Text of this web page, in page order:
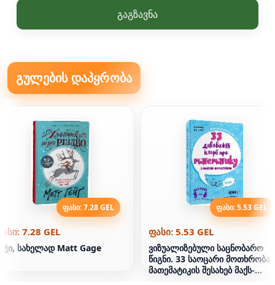
გაგზავნა
გულების დაპყრობა
ფასი: 7.28 GEL
7.28 GEL
სახელად Matt Gage
ფასი: 5.53 GEL
ფასი: 5.53 GEL
ვიზუალიზებული საცნობარო
წიგნი. 33 საოცარი მოთხრობა
მათემატიკის შესახებ მაქს-